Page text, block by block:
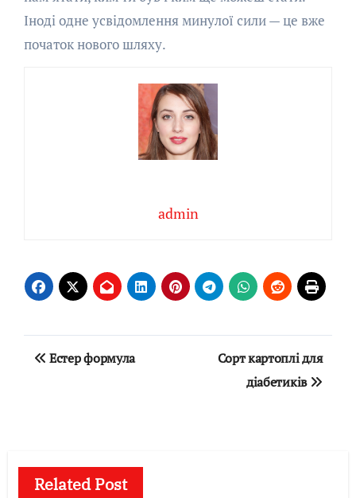
Іноді одне усвідомлення минулої сили — це вже
початок нового шляху.
admin
Навігація
Естер формула
Сорт картоплі для
діабетиків
Related Post